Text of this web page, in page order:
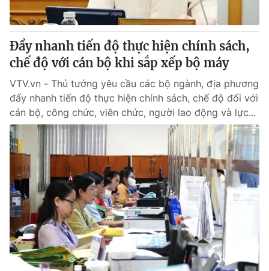
Đẩy nhanh tiến độ thực hiện chính sách,
chế độ với cán bộ khi sắp xếp bộ máy
VTV.vn - Thủ tướng yêu cầu các bộ ngành, địa phương
đẩy nhanh tiến độ thực hiện chính sách, chế độ đối với
cán bộ, công chức, viên chức, người lao động và lực...